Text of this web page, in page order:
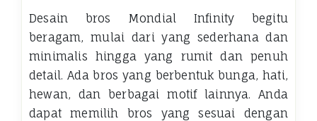
Desain bros Mondial Infinity begitu
beragam, mulai dari yang sederhana dan
minimalis hingga yang rumit dan penuh
detail. Ada bros yang berbentuk bunga, hati,
hewan, dan berbagai motif lainnya. Anda
dapat memilih bros yang sesuai dengan